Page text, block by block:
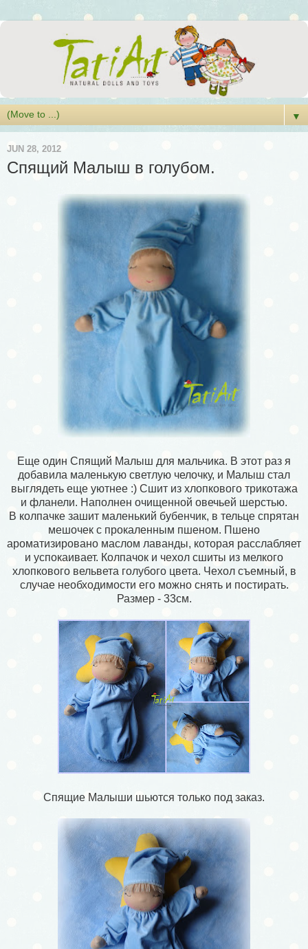
▼
JUN 28, 2012
Спящий Малыш в голубом.
Еще один Спящий Малыш для мальчика. В этот раз я
добавила маленькую светлую челочку, и Малыш стал
выглядеть еще уютнее :) Сшит из хлопкового трикотажа
и фланели. Наполнен очищенной овечьей шерстью.
В колпачке зашит маленький бубенчик, в тельце спрятан
мешочек с прокаленным пшеном. Пшено
ароматизировано маслом лаванды, которая расслабляет
и успокаивает. Колпачок и чехол сшиты из мелкого
хлопкового вельвета голубого цвета. Чехол съемный, в
случае необходимости его можно снять и постирать.
Размер - 33см.
Спящие Малыши шьются только под заказ.